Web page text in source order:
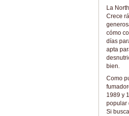
La
Crece
cómo
días
apta
bien.
Como
1989 y
popular
Si